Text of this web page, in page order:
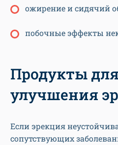
ожирение и сидячий
побочные эффекты
Продукты для
улучшения
Если эрекция
сопутствующих